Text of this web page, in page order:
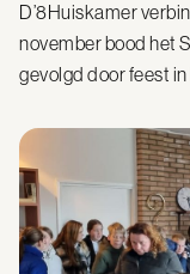
D’8Huiskamer
november bood het
gevolgd door feest in